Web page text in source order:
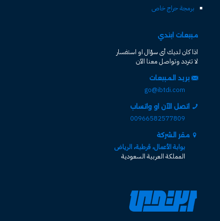
برمجة حراج خاص
مبيعات ابتدي
اذا كان لديك أى سؤال او استفسار
لا تتردد وتواصل معنا الآن
بريد المبيعات
go@ibtdi.com
اتصل الآن او واتساب
00966582577809
مقر الشركة
بوابة الأعمال، قرطبة، الرياض
المملكة العربية السعودية